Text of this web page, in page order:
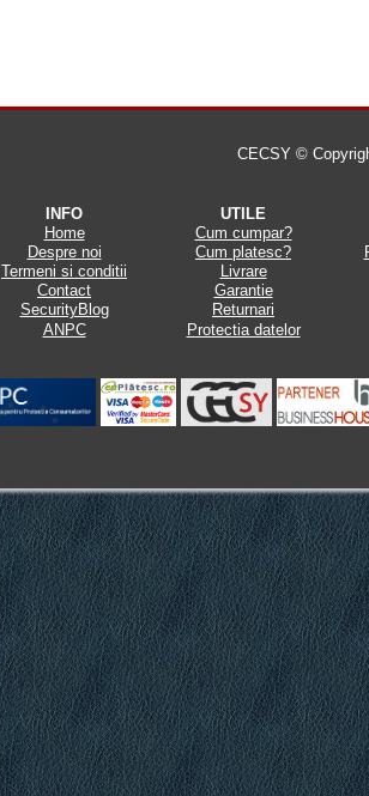
CECSY ©
INFO
UTILE
Home
Cum cumpar?
Despre noi
Cum platesc?
Termeni si conditii
Livrare
Contact
Garantie
SecurityBlog
Returnari
ANPC
Protectia datelor